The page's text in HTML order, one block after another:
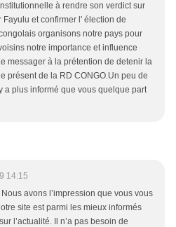
à rendre son verdict sur
et confirmer l' élection de
organisons notre pays pour
notre importance et influence
messager à la prétention de detenir la
présent de la RD CONGO.Un peu de
a plus informé que vous quelque part
14:15
avons l’impression que vous vous
site est parmi les mieux informés
l’actualité. Il n’a pas besoin de